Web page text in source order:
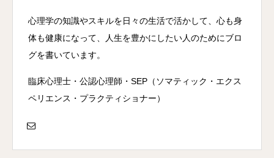
心理学の知識やスキルを日々の生活で活かして、心も身
体も健康になって、人生を豊かにしたい人のためにブロ
グを書いています。
臨床心理士・公認心理師・SEP（ソマティック・エクス
ペリエンス・プラクティショナー）